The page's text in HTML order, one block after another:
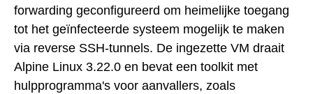
forwarding geconfigureerd om heimelijke toegang
tot het geïnfecteerde systeem mogelijk te maken
via reverse SSH-tunnels. De ingezette VM draait
Alpine Linux 3.22.0 en bevat een toolkit met
hulpprogramma's voor aanvallers, zoals